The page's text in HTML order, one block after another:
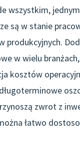
wszystkim,
są w stanie
produkcyjnych.
w wielu
kosztów
zwrot z
łatwo